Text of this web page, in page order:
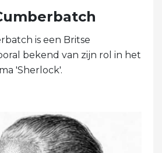
is een Britse
bekend van zijn rol in het
'Sherlock'.